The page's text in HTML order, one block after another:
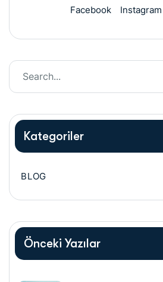
Facebook Instagram
Kategoriler
BLOG
Önceki Yazılar